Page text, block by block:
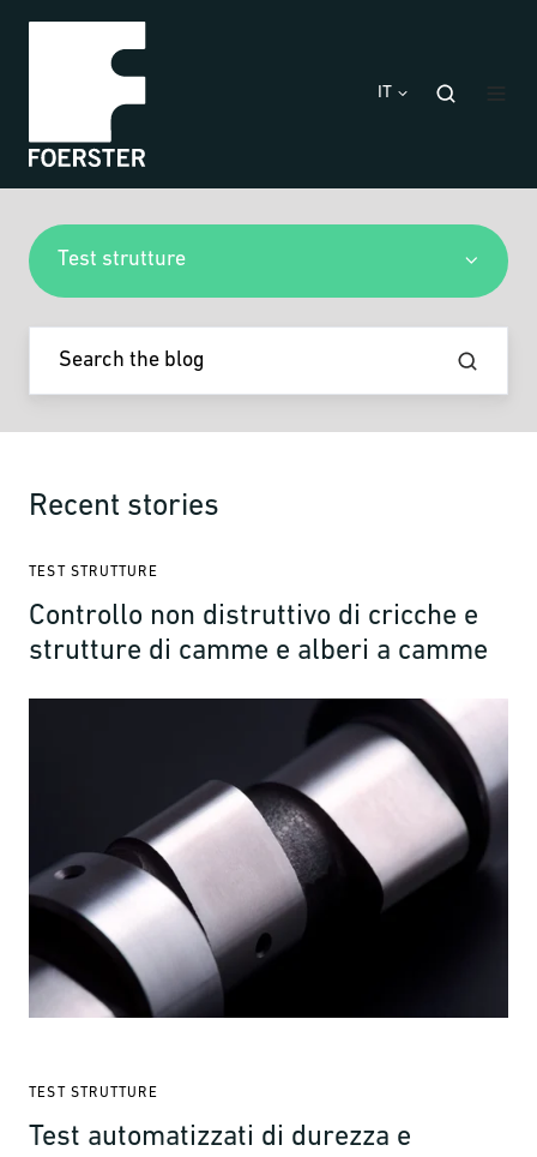
IT
Test strutture
Recent stories
TEST STRUTTURE
Controllo non distruttivo di cricche e
strutture di camme e alberi a camme
TEST STRUTTURE
Test automatizzati di durezza e